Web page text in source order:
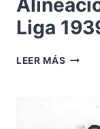
Liga
LEER MÁS